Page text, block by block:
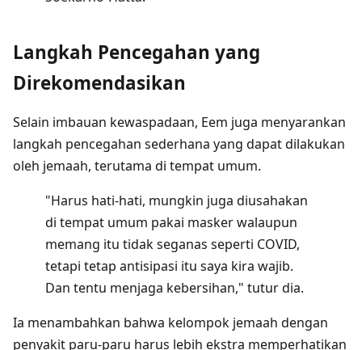
Langkah Pencegahan yang
Direkomendasikan
Selain imbauan kewaspadaan, Eem juga menyarankan
langkah pencegahan sederhana yang dapat dilakukan
oleh jemaah, terutama di tempat umum.
"Harus hati-hati, mungkin juga diusahakan
di tempat umum pakai masker walaupun
memang itu tidak seganas seperti COVID,
tetapi tetap antisipasi itu saya kira wajib.
Dan tentu menjaga kebersihan," tutur dia.
Ia menambahkan bahwa kelompok jemaah dengan
penyakit paru-paru harus lebih ekstra memperhatikan